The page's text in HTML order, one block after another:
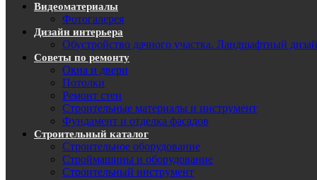
Видеоматериалы
Фотогалерея
Дизайн интерьера
Обустройство дачного участка. Ландшафтный
Советы по ремонту
Окна и двери
Потолки
Ремонт стен
Строительные материалы и инструмент
Фундамент и отделка фасадов
Строительный каталог
Строительное оборудование
Строймашины и оборудование
Строительный инструмент